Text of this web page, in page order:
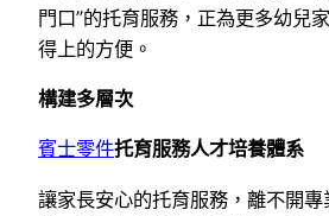
門口”的托育服務，正為更多幼兒
得上的方便。
構建多層次
賓士零件托育服務人才培養體系
讓家長安心的托育服務，離不開